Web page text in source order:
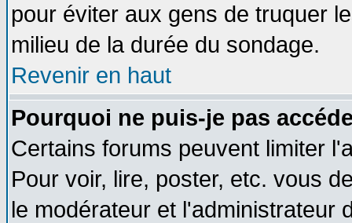
pour éviter aux gens de truquer
milieu de la durée du sondage.
Revenir en haut
Pourquoi ne puis-je pas
Certains forums peuvent limiter
Pour voir, lire, poster, etc. vous
le modérateur et l'administrateur